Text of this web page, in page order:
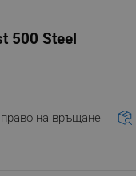
500 Steel
на връщане